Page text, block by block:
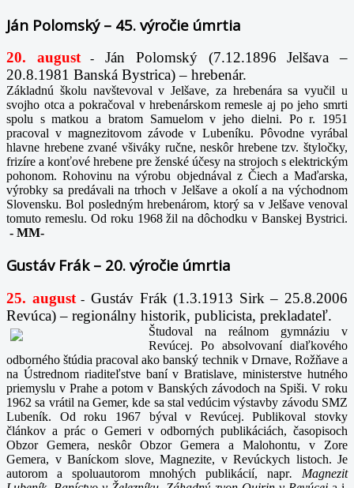
Ján Polomský – 45. výročie úmrtia
20. august-
Ján Polomský (7.12.1896 Jelšava –
20.8.1981 Banská Bystrica) – hrebenár.
Základnú školu navštevoval v Jelšave, za hrebenára sa vyučil u
svojho otca a pokračoval v hrebenárskom remesle aj po jeho smrti
spolu s matkou a bratom Samuelom v jeho dielni. Po r. 1951
pracoval v magnezitovom závode v Lubeníku. Pôvodne vyrábal
hlavne hrebene zvané všiváky ručne, neskôr hrebene tzv. štyločky,
frizíre a konťové hrebene pre ženské účesy na strojoch s elektrickým
pohonom. Rohovinu na výrobu objednával z Čiech a Maďarska,
výrobky sa predávali na trhoch v Jelšave a okolí a na východnom
Slovensku. Bol posledným hrebenárom, ktorý sa v Jelšave venoval
tomuto remeslu. Od roku 1968 žil na dôchodku v Banskej Bystrici.
- MM-
Gustáv Frák – 20. výročie úmrtia
25. august- Gustáv Frák (1.3.1913 Sirk – 25.8.2006
Revúca) – regionálny historik, publicista, prekladateľ.
Študoval na reálnom gymnáziu v
Revúcej. Po absolvovaní diaľkového
odborného štúdia pracoval ako banský technik v Drnave, Rožňave a
na Ústrednom riaditeľstve baní v Bratislave, ministerstve hutného
priemyslu v Prahe a potom v Banských závodoch na Spiši. V roku
1962 sa vrátil na Gemer, kde sa stal vedúcim výstavby závodu SMZ
Lubeník. Od roku 1967 býval v Revúcej. Publikoval stovky
článkov a prác o Gemeri v odborných publikáciách, časopisoch
Obzor Gemera, neskôr Obzor Gemera a Malohontu, v Zore
Gemera, v Baníckom slove, Magnezite, v Revúckych listoch. Je
autorom a spoluautorom mnohých publikácií, napr. Magnezit